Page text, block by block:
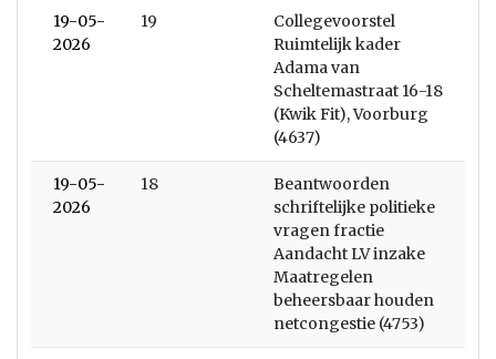
19-05-
2026
19
Collegevoorstel
Ruimtelijk kader
Adama van
Scheltemastraat 16-18
(Kwik Fit), Voorburg
(4637)
19-05-
2026
18
Beantwoorden
schriftelijke politieke
vragen fractie
Aandacht LV inzake
Maatregelen
beheersbaar houden
netcongestie (4753)